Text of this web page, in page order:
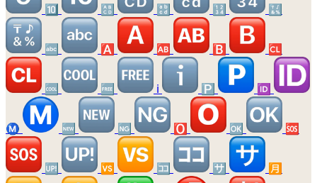
🔟 🔠 🔡 🔢 🔣
🔤 🅰️ 🆎 🅱️ 🆑
🆒 🆓 ℹ️ 🅿️ 🆔
Ⓜ️ 🆕 🆖 🅾️ 🆗 🆘
🆙 🆚 🈁 🈂️ 🈷️